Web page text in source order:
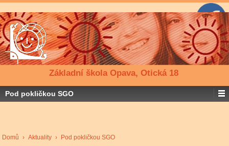
Základní škola Opava, Otická 18
Pod pokličkou SGO
Domů › Aktuality › Pod pokličkou SGO